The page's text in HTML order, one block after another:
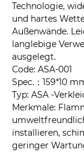
Technologie,
und hartes
Außenwände.
langlebige
ausgelegt.
Code: ASA-001
Spec.：159*10
Typ: ASA -
Merkmale:
installieren,
geringer